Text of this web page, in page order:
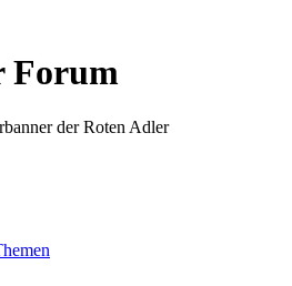
Forum
der Roten Adler